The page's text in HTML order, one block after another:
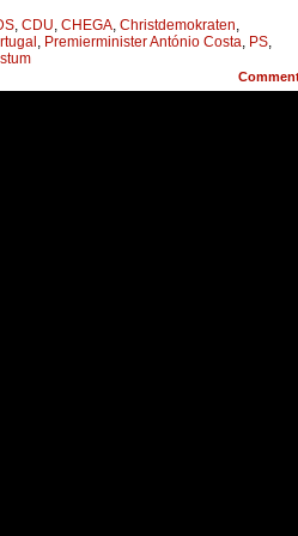
, CDU, CHEGA, Christdemokraten,
, Premierminister António Costa, PS,